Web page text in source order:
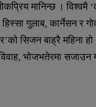
मानिन्छ । विश्वमै
हिस्सा गुलाब, कार्नेसन र
सिजन बाह्रै महिना
भोजभतेरमा सजाउन